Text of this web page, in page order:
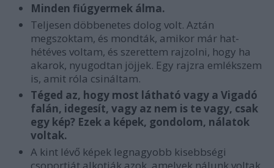
Minden fiúgyermek álma.
Teljesen döbbenetes dolog volt. Aztán
megszoktam, és mondták, amikor már hat-
hétéves voltam, és szerettem rajzolni, hogy ha
akarok, nyugodtan jöjjek. Egy rajzra emlékszem
is, amit róla csináltam.
Téged az, hogy most látható vagy a Vigadó
falán, idegesít, vagy az nem is te vagy, csak
egy kép? Ezek a képek, gondolom, nálatok
voltak.
A kint lévő képek legnagyobb kisebbségi